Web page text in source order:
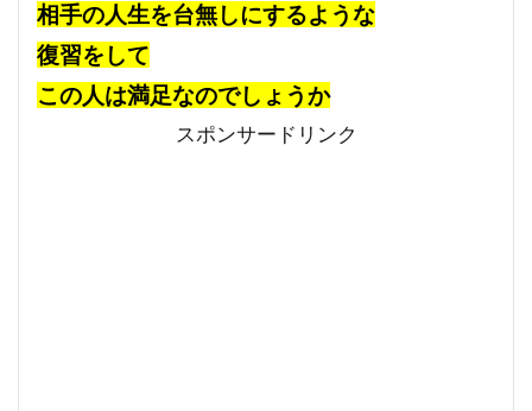
相手の人生を台無しにするような
復習をして
この人は満足なのでしょうか
スポンサードリンク